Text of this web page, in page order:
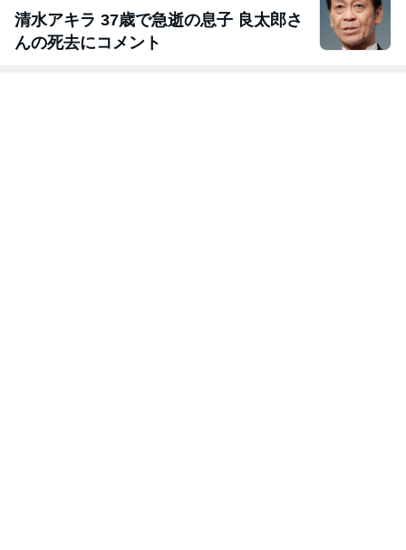
清水アキラ 37歳で急逝の息子 良太郎さ
んの死去にコメント